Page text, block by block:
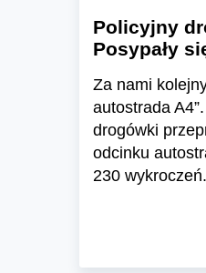
Policyjny
Posypały
Za nami
autostrada
drogówki
odcinku
230 wykroczeń.